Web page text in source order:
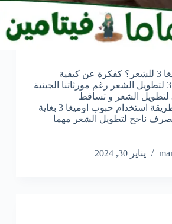
ماهي فوائد اوميغا 3 للشعر؟ كفكرة عن كيفية
استخدام اوميغا 3 لتطويل الشعر رغم مورثاتنا الجينية
. حبوب اوميغا 3 لتطويل الشعر و تساقط
الشعر،تصلح فطريقة استخدام حبوب اوميغا 3 بغاية
ناجح لتطويل الشعر مهما
يناير 30, 2024